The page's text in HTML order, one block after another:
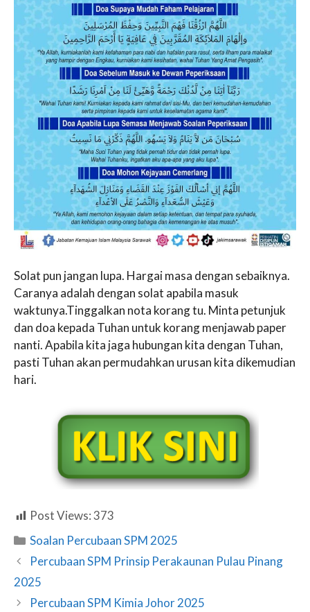
Solat pun jangan lupa. Hargai masa dengan sebaiknya.
Caranya adalah dengan solat apabila masuk
waktunya.Tinggalkan nota korang tu. Minta petunjuk
dan doa kepada Tuhan untuk korang menjawab paper
nanti. Apabila kita jaga hubungan kita dengan Tuhan,
pasti Tuhan akan permudahkan urusan kita dikemudian
hari.
Post Views:373
Categories
Soalan Percubaan SPM 2025
Percubaan SPM Prinsip Perakaunan Pulau Pinang
2025
Percubaan SPM Kimia Johor 2025